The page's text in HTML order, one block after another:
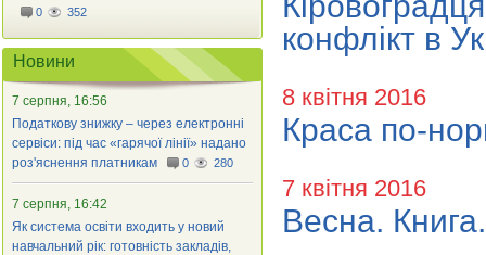
конфлікт в
8 квітня 2016
Краса по-
7 квітня 2016
Весна.
0 352
Новини
7 серпня, 16:56
Податкову знижку – через електронні
сервіси: під час «гарячої лінії» надано
роз'яснення платникам
0 280
7 серпня, 16:42
Як система освіти входить у новий
навчальний рік: готовність закладів,